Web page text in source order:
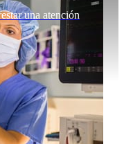
una atención